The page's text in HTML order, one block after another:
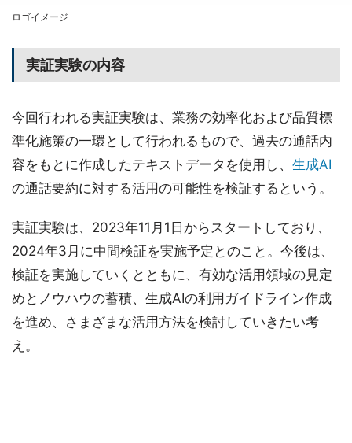
ロゴイメージ
実証実験の内容
今回行われる実証実験は、業務の効率化および品質標
準化施策の一環として行われるもので、過去の通話内
容をもとに作成したテキストデータを使用し、 生成AI
の通話要約に対する活用の可能性を検証するという。
実証実験は、2023年11月1日からスタートしており、
2024年3月に中間検証を実施予定とのこと。今後は、
検証を実施していくとともに、有効な活用領域の見定
めとノウハウの蓄積、生成AIの利用ガイドライン作成
を進め、さまざまな活用方法を検討していきたい考
え。